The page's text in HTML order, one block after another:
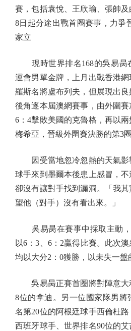
賽，包括袁悅、王欣瑜、張帥
8日起分途出戰首圈賽事，力
家立
現時世界排名168的吳易昺
運會男單金牌，上月出戰香港
羅斯名將盧布列夫，但展現出
後角逐本屆澳網賽事，由外圍賽
6：4擊敗美國的克魯格，再以
梅希亞，晉級外圍賽決勝的第3圈
因受當地忽冷忽熱的天氣影
球手來到墨爾本後患上感冒，
卻沒有讓對手找到漏洞。「我
望他（對手）沒有看出來。」
吳易昺在賽事中採取主動，
以6：3、6：2贏得比賽。此次
均以大分2：0獲勝，以未失一盤
吳易昺正賽首圈將對陣意大
8位的拿迪。另一位國家隊男將
名第20位的阿根廷球手西倫杜
西班牙球手、世界排名90位的